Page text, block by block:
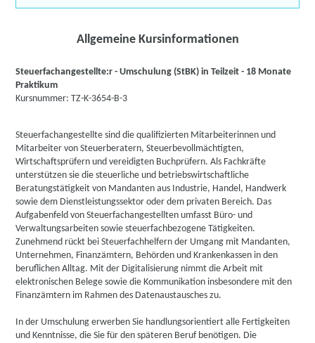
Allgemeine Kursinformationen
Steuerfachangestellte:r - Umschulung (StBK) in Teilzeit - 18 Monate
Praktikum
Kursnummer: TZ-K-3654-B-3
Steuerfachangestellte sind die qualifizierten Mitarbeiterinnen und
Mitarbeiter von Steuerberatern, Steuerbevollmächtigten,
Wirtschaftsprüfern und vereidigten Buchprüfern. Als Fachkräfte
unterstützen sie die steuerliche und betriebswirtschaftliche
Beratungstätigkeit von Mandanten aus Industrie, Handel, Handwerk
sowie dem Dienstleistungssektor oder dem privaten Bereich. Das
Aufgabenfeld von Steuerfachangestellten umfasst Büro- und
Verwaltungsarbeiten sowie steuerfachbezogene Tätigkeiten.
Zunehmend rückt bei Steuerfachhelfern der Umgang mit Mandanten,
Unternehmen, Finanzämtern, Behörden und Krankenkassen in den
beruflichen Alltag. Mit der Digitalisierung nimmt die Arbeit mit
elektronischen Belege sowie die Kommunikation insbesondere mit den
Finanzämtern im Rahmen des Datenaustausches zu.
In der Umschulung erwerben Sie handlungsorientiert alle Fertigkeiten
und Kenntnisse, die Sie für den späteren Beruf benötigen. Die